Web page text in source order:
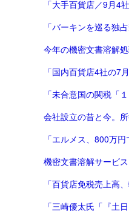
「大手百貨店／9月4
「バーキンを巡る独
今年の機密文書溶解処
「国内百貨店4社の7
「未合意国の関税「
会社設立の昔と今。所
「エルメス、800万
機密文書溶解サービス
「百貨店免税売上高
「三崎優太氏「『土